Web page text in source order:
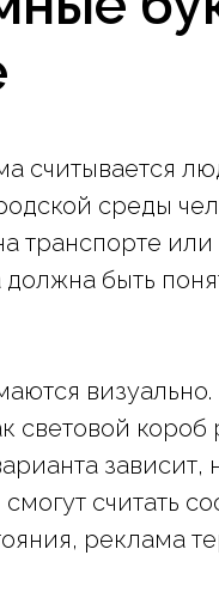
считывается
среды
транспорте или
быть
визуально.
световой короб
зависит,
считать
реклама